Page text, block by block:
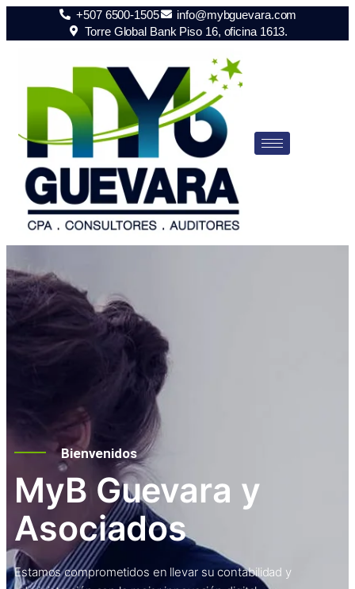
+507 6500-1505
info@mybguevara.com
Torre Global Bank Piso 16, oficina 1613.
Bienvenidos
MyB Guevara y
Asociados
Estamos comprometidos en llevar su contabilidad y